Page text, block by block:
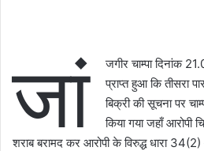
जां
जगीर चाम्पा दिनांक
प्राप्त हुआ कि तीसरा
बिक्री की सूचना पर
किया गया जहाँ
शराब बरामद कर आरोपी के विरुद्ध धारा